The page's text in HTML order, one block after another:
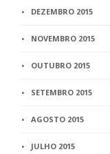
DEZEMBRO 2015
NOVEMBRO 2015
OUTUBRO 2015
SETEMBRO 2015
AGOSTO 2015
JULHO 2015